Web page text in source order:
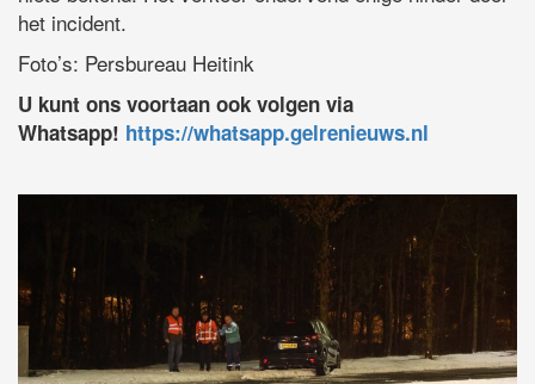
het incident.
Foto’s: Persbureau Heitink
U kunt ons voortaan ook volgen via
Whatsapp! https://whatsapp.gelrenieuws.nl